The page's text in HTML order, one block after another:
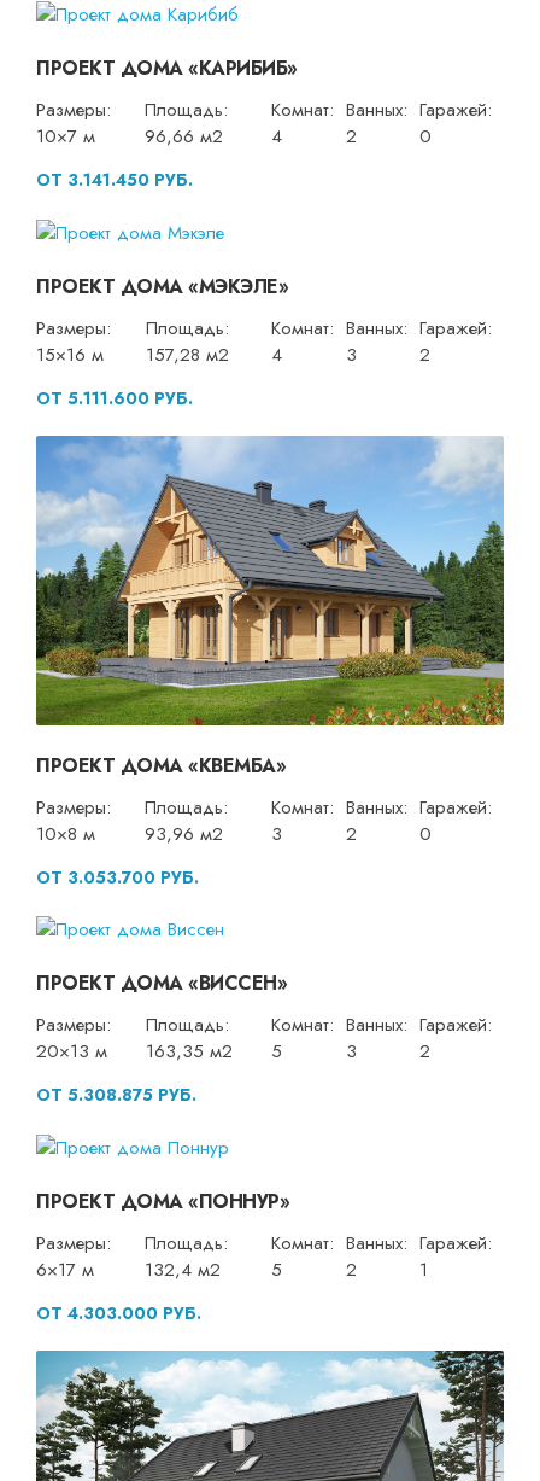
ПРОЕКТ ДОМА «КАРИБИБ»
Размеры:
10×7 м
Площадь:
96,66 м2
Комнат:
4
Ванных:
2
Гаражей:
0
ОТ 3.141.450 РУБ.
ПРОЕКТ ДОМА «МЭКЭЛЕ»
Размеры:
15×16 м
Площадь:
157,28 м2
Комнат:
4
Ванных:
3
Гаражей:
2
ОТ 5.111.600 РУБ.
ПРОЕКТ ДОМА «КВЕМБА»
Размеры:
10×8 м
Площадь:
93,96 м2
Комнат:
3
Ванных:
2
Гаражей:
0
ОТ 3.053.700 РУБ.
ПРОЕКТ ДОМА «ВИССЕН»
Размеры:
20×13 м
Площадь:
163,35 м2
Комнат:
5
Ванных:
3
Гаражей:
2
ОТ 5.308.875 РУБ.
ПРОЕКТ ДОМА «ПОННУР»
Размеры:
6×17 м
Площадь:
132,4 м2
Комнат:
5
Ванных:
2
Гаражей:
1
ОТ 4.303.000 РУБ.